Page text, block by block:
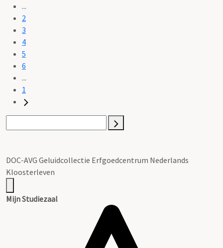
...
2
3
4
5
6
...
1
DOC-AVG Geluidcollectie Erfgoedcentrum Nederlands
Kloosterleven
Mijn Studiezaal